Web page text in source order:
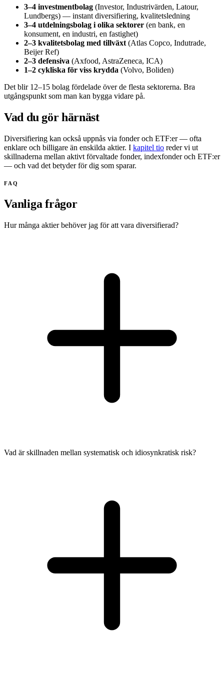
3–4 investmentbolag (Investor, Industrivärden, Latour,
Lundbergs) — instant diversifiering, kvalitetsledning
3–4 utdelningsbolag i olika sektorer (en bank, en
konsument, en industri, en fastighet)
2–3 kvalitetsbolag med tillväxt(Atlas Copco, Indutrade,
Beijer Ref)
2–3 defensiva (Axfood, AstraZeneca, ICA)
1–2 cykliska för viss krydda (Volvo, Boliden)
Det blir 12–15 bolag fördelade över de flesta sektorerna. Bra
utgångspunkt som man kan bygga vidare på.
Vad du gör härnäst
Diversifiering kan också uppnås via fonder och ETF:er — ofta
enklare och billigare än enskilda aktier. I kapitel tio reder vi ut
skillnaderna mellan aktivt förvaltade fonder, indexfonder och ETF:er
— och vad det betyder för dig som sparar.
FAQ
Vanliga frågor
Hur många aktier behöver jag för att vara diversifierad?
Vad är skillnaden mellan systematisk och idiosynkratisk risk?